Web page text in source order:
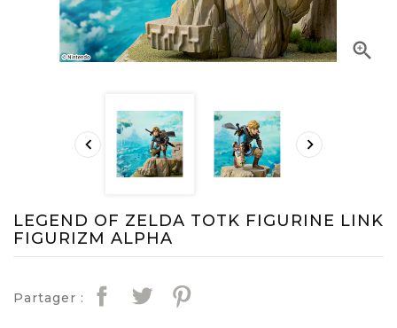

 
LEGEND OF ZELDA TOTK FIGURINE LINK
FIGURIZM ALPHA
Partager :